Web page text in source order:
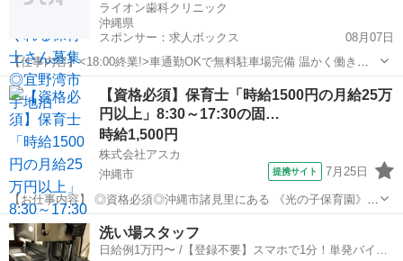
ライオン歯科クリニック
沖縄県
スポンサー：求人ボックス
08月07日
【仕事内容】<18:00終業!>車通勤OKで無料駐車場完備 温かく働きや
すい歯科医院です <募集職種> 歯科衛生士 <仕事内容> 歯科衛生士業務
全般を行っていただきます。 一般歯科,審美歯科,矯正歯科,インプラン
ト,ホワイトニング...
アルバイト・パート
【資格必須】保育士「時給1500円の月給25万
円以上」8:30～17:30の固…
時給1,500円
株式会社アスカ
沖縄市
提携サイト 7月25日
【お仕事内容】 ◎資格必須◎沖縄市諸見里にある 《光の子保育園》で
保育士さんを 募集しています♪ 一緒に楽しく勤務しませんか？ ★ 勤
務について ＝＝＝＝＝＝＝＝＝＝＝＝＝＝＝ 雇用形態：派遣 時給：
1500円 ...
沖縄 沖縄市 保育士
洗い場スタッフ
日給例1万円〜 /【登録不要】スマホで1分！単発バイト